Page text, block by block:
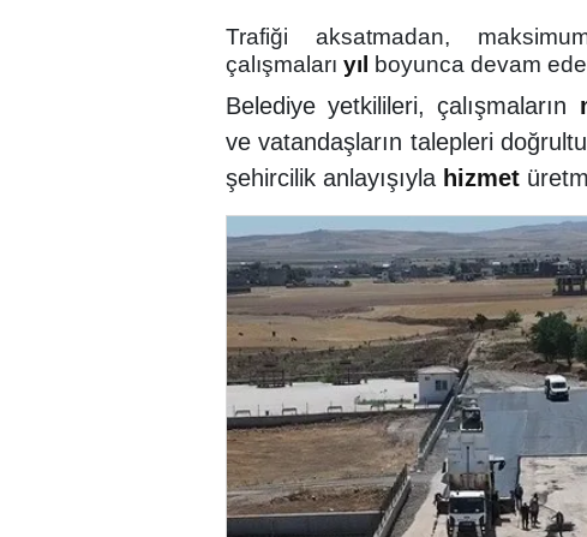
Trafiği aksatmadan,
çalışmaları yıl boyunca devam
Belediye yetkilileri, çalışmaların
ve vatandaşların talepleri
şehircilik anlayışıyla hizmet